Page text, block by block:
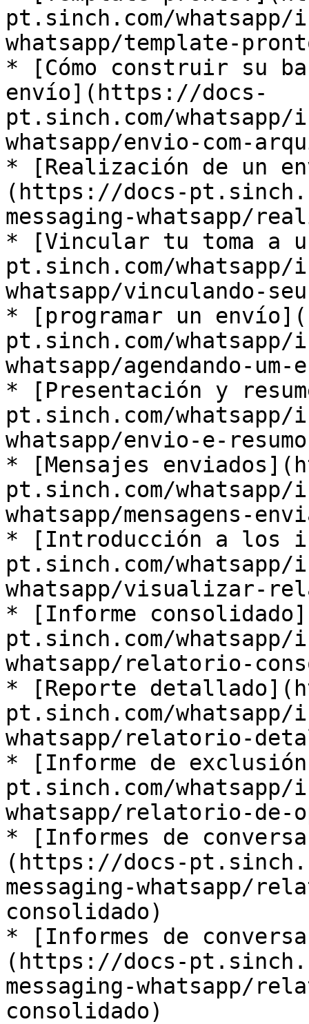
pt.sinch.com/whatsapp/
whatsapp/template-
* ​[Cómo construir su
envío](https://docs-
pt.sinch.com/whatsapp/
whatsapp/envio-com-
* ​[Realización de un
(https://docs-
messaging-whatsapp/
* ​[Vincular tu toma a
pt.sinch.com/whatsapp/
whatsapp/vinculando-
* ​[programar un
pt.sinch.com/whatsapp/
whatsapp/agendando-
* ​[Presentación y
pt.sinch.com/whatsapp/
whatsapp/envio-e-
* ​[Mensajes
pt.sinch.com/whatsapp/
whatsapp/mensagens-
* ​[Introducción a los
pt.sinch.com/whatsapp/
whatsapp/visualizar-
* ​[Informe
pt.sinch.com/whatsapp/
whatsapp/relatorio-
* ​[Reporte
pt.sinch.com/whatsapp/
whatsapp/relatorio-
* ​[Informe de
pt.sinch.com/whatsapp/
whatsapp/relatorio-de-
* ​[Informes de
(https://docs-
messaging-whatsapp/
consolidado) ​
* ​[Informes de
(https://docs-
messaging-whatsapp/
consolidado)